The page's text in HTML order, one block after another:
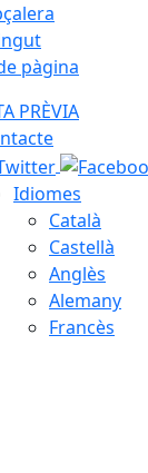
pàgina
PRÈVIA
Idiomes
Català
Castellà
Anglès
Alemany
Francès